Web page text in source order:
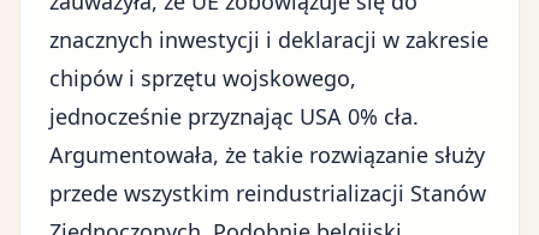
znacznych inwestycji i deklaracji w zakresie
chipów i sprzętu wojskowego,
jednocześnie przyznając USA 0% cła.
Argumentowała, że takie rozwiązanie służy
przede wszystkim reindustrializacji Stanów